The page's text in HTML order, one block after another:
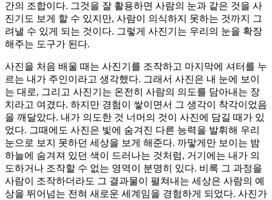
간의 조합이다. 그것을 잘 활용하면 사람의 눈과 같은 것을 사
진기도 보게 할 수 있지만, 사람이 의식하지 못하는 것까지 그
려낼 수 있게 되는 것이다. 그렇게 사진기는 우리의 눈을 확장
해주는 도구가 된다.
사진을 처음 배울 때는 사진기를 조작하고 마지막에 셔터를 누
르는 내가 주인이라고 생각했다. 그래서 사진은 내 눈에 보이
는 대로, 그리고 사진기는 온전히 사람의 의도를 담아내는 장
치라고 여겼다. 하지만 경험이 쌓이면서 그 생각이 착각이었음
을 깨달았다. 내가 의도한 것 너머의 것이 사진에 담길 때가 있
었다. 그때에도 사진은 빛에 숨겨진 다른 능력을 발휘해 우리
눈으로 보지 못하던 세상을 보게 해준다. 까맣게만 보이는 밤
하늘에 숨겨져 있던 색이 드러나는 것처럼, 거기에는 내가 의
도하거나 조작할 수 없는 영역이 분명히 있다. 비록 그 과정을
사람이 조작하더라도 그 결과물이 펼쳐내는 세상은 사람의 예
상을 뛰어넘는 전혀 새로운 세계임을 경험하게 되었다. 사진가